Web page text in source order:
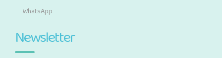
WhatsApp
Newsletter